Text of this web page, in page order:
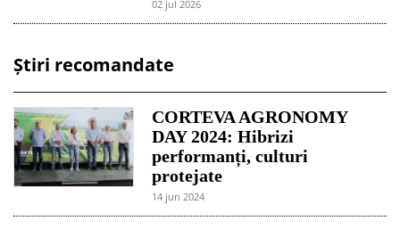
02 jul 2026
Știri recomandate
CORTEVA AGRONOMY
DAY 2024: Hibrizi
performanți, culturi
protejate
14 jun 2024